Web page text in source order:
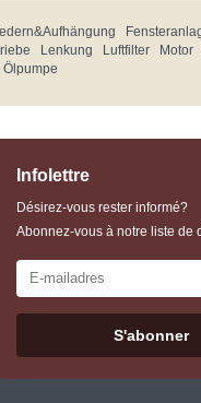
Lenkung Luftfilter Motor
Ölpumpe
Infolettre
Désirez-vous rester informé?
Abonnez-vous à notre liste de
S'abonner